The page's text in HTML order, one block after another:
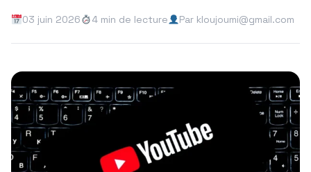
03 juin 2026 4 min de lecture Par kloujoumi@gmail.com